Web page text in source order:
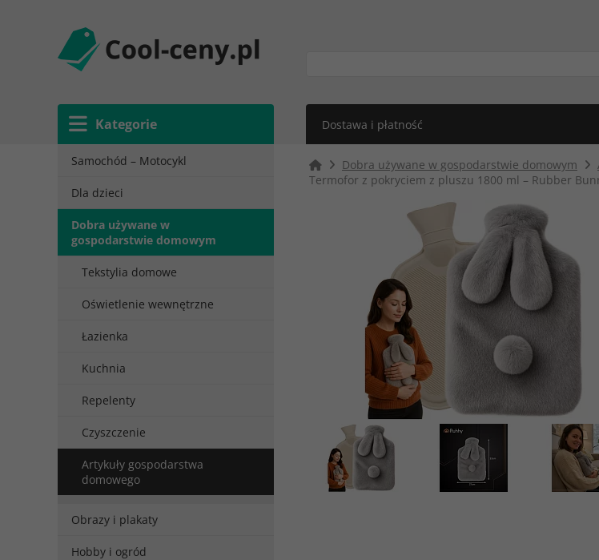
Kategorie Dostawa i płatność
Samochód – Motocykl
Dla dzieci
Dobra używane w
gospodarstwie domowym
Tekstylia domowe
Oświetlenie wewnętrzne
Łazienka
Kuchnia
Repelenty
Czyszczenie
Artykuły gospodarstwa
domowego
Obrazy i plakaty
Hobby i ogród
Dobra używane w gospodarstwie domowym
Termofor z pokryciem z pluszu 1800 ml – Rubber